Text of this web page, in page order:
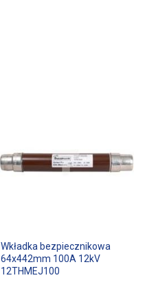
Wkładka bezpiecznikowa
64x442mm 100A 12kV
12THMEJ100